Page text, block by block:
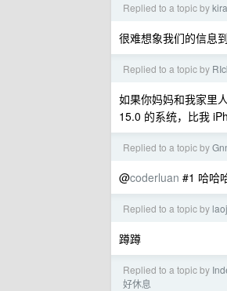
Replied to a topic by
很难想象我们的信息
Replied to a topic by
如果你妈妈和我家里
15.0 的系统，比我
Replied to a topic by
@coderluan #1 哈哈
Replied to a topic by
蹲蹲
Replied to a topic by
好休息